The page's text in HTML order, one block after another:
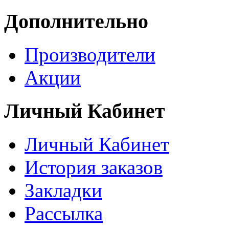
Дополнительно
Производители
Акции
Личный Кабинет
Личный Кабинет
История заказов
Закладки
Рассылка